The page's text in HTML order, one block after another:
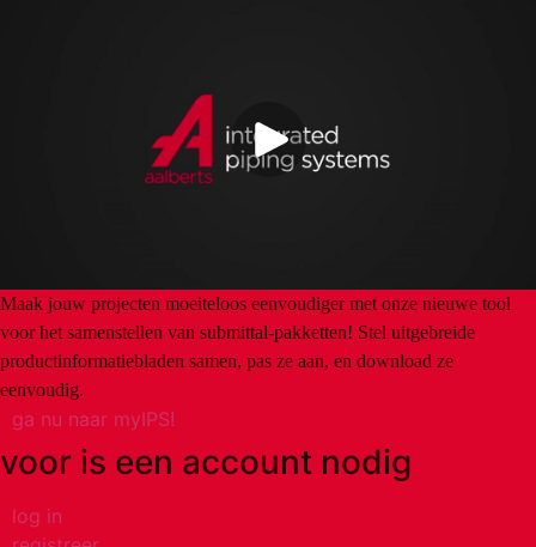
Maak jouw projecten moeiteloos eenvoudiger met onze nieuwe tool
voor het samenstellen van submittal-pakketten! Stel uitgebreide
productinformatiebladen samen, pas ze aan, en download ze
eenvoudig.
ga nu naar myIPS!
voor is een account nodig
log in